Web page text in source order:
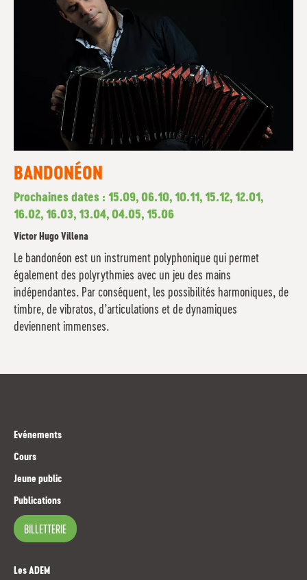
BANDONÉON
Prochaines dates : 15.09, 06.10, 10.11, 15.12, 12.01,
16.02, 16.03, 13.04, 04.05, 15.06
Victor Hugo Villena
Le bandonéon est un instrument polyphonique qui permet
également des polyrythmies avec un jeu des mains
indépendantes. Par conséquent, les possibilités harmoniques, de
timbre, de vibratos, d’articulations et de dynamiques
deviennent immenses.
Evénements
Cours
Jeune public
Publications
BILLETTERIE
Les ADEM